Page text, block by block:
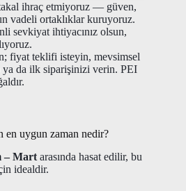
ihraç etmiyoruz — güven,
vadeli ortaklıklar kuruyoruz.
sevkiyat ihtiyacınız olsun,
fiyat teklifi isteyin, mevsimsel
ya da ilk siparişinizi verin. PEI
en uygun zaman nedir?
– Mart arasında hasat edilir, bu
idealdir.